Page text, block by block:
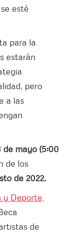
esté
para la
estarán
pero
a las
de mayo (5:00
de los
de 2022.
Deporte,
de